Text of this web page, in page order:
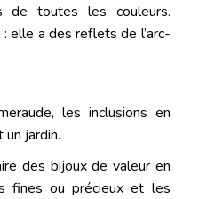
de toutes les couleurs.
: elle a des reflets de l’arc-
, les inclusions en
jardin.
des bijoux de valeur en
fines ou précieux et les